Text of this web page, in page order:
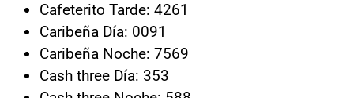
Cafeterito Tarde: 4261
Caribeña Día: 0091
Caribeña Noche: 7569
Cash three Día: 353